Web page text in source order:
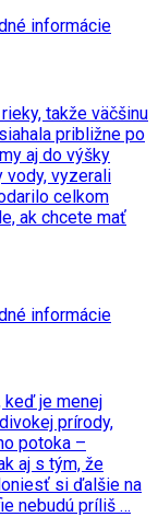
informácie
takže väčšinu
približne po
aj do výšky
vody, vyzerali
celkom
ak chcete mať
informácie
je menej
prírody,
potoka –
aj s tým, že
si ďalšie na
nebudú príliš …